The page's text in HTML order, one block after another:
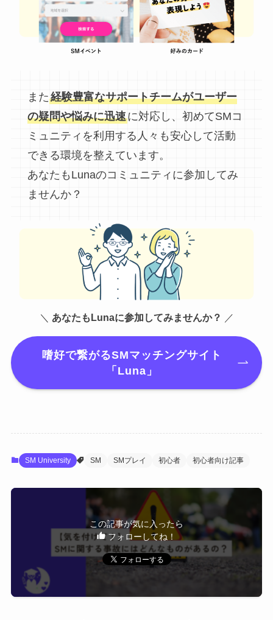
また経験豊富なサポートチームがユーザー
の疑問や悩みに迅速に対応し、初めてSMコ
ミュニティを利用する人々も安心して活動
できる環境を整えています。
あなたもLunaのコミュニティに参加してみ
ませんか？
＼ あなたもLunaに参加してみませんか？ ／
嗜好で繋がるSMマッチングサイト
「Luna」
SM University SM SMプレイ 初心者 初心者向け記事
この記事が気に入ったら
フォローしてね！